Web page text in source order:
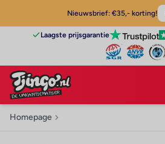
Nieuwsbrief: €35,- korting!
Laagste prijsgarantie
Homepage